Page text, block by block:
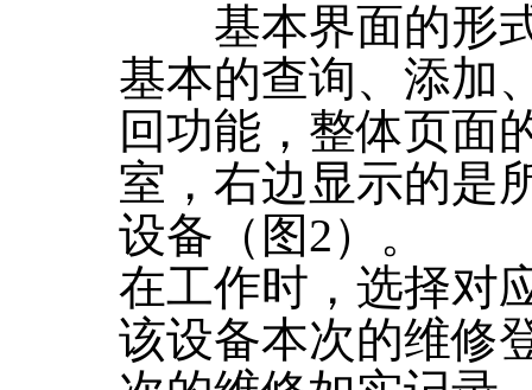
基本界面的形式
基本的查询、添加
回功能，整体页面
室，右边显示的是
设备（图2）。
在工作时，选择对
该设备本次的维修